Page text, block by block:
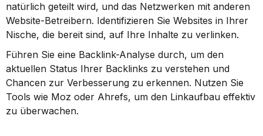
natürlich geteilt wird, und das Netzwerken mit anderen
Website-Betreibern. Identifizieren Sie Websites in Ihrer
Nische, die bereit sind, auf Ihre Inhalte zu verlinken.
Führen Sie eine Backlink-Analyse durch, um den
aktuellen Status Ihrer Backlinks zu verstehen und
Chancen zur Verbesserung zu erkennen. Nutzen Sie
Tools wie Moz oder Ahrefs, um den Linkaufbau effektiv
zu überwachen.